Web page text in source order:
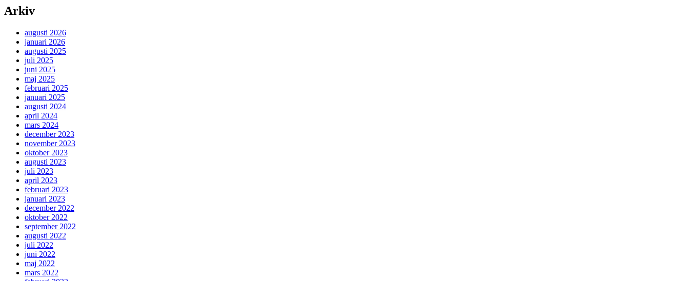
Arkiv
augusti 2026
januari 2026
augusti 2025
juli 2025
juni 2025
maj 2025
februari 2025
januari 2025
augusti 2024
april 2024
mars 2024
december 2023
november 2023
oktober 2023
augusti 2023
juli 2023
april 2023
februari 2023
januari 2023
december 2022
oktober 2022
september 2022
augusti 2022
juli 2022
juni 2022
maj 2022
mars 2022